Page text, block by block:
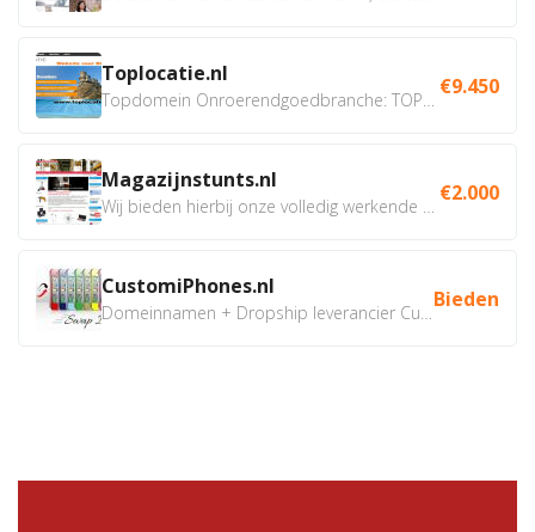
Toplocatie.nl €9.450
Magazijnstunts.nl €2.000
CustomiPhones.nl Bieden